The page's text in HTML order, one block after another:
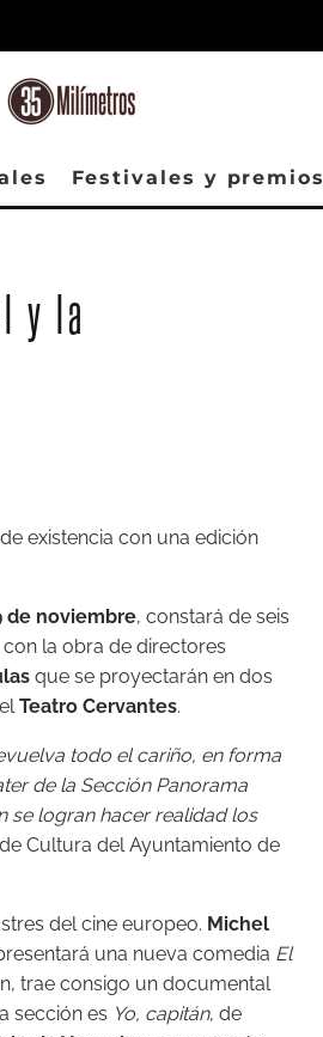
Festivales y premios
y la
existencia con una edición
de noviembre, constará de seis
la obra de directores
que se proyectarán en dos
Teatro Cervantes.
todo el cariño, en forma
de la Sección Panorama
se logran hacer realidad los
Cultura del Ayuntamiento de
del cine europeo. Michel
una nueva comedia El
trae consigo un documental
sección es Yo, capitán, de